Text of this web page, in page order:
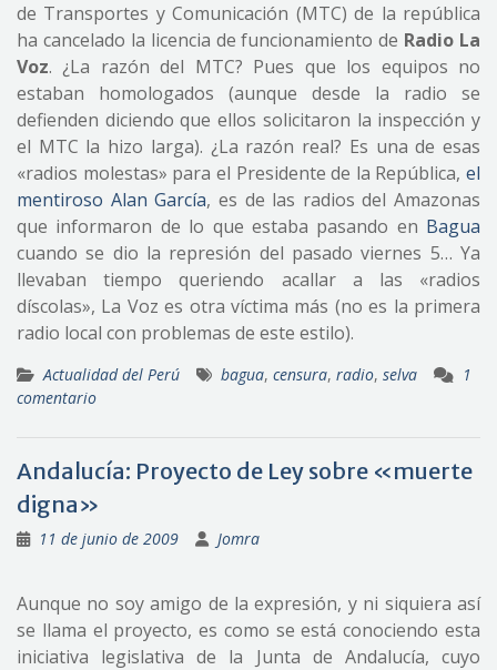
de Transportes y Comunicación (MTC) de la república
ha cancelado la licencia de funcionamiento de Radio La
Voz. ¿La razón del MTC? Pues que los equipos no
estaban homologados (aunque desde la radio se
defienden diciendo que ellos solicitaron la inspección y
el MTC la hizo larga). ¿La razón real? Es una de esas
«radios molestas» para el Presidente de la República, el
mentiroso Alan García, es de las radios del Amazonas
que informaron de lo que estaba pasando en Bagua
cuando se dio la represión del pasado viernes 5… Ya
llevaban tiempo queriendo acallar a las «radios
díscolas», La Voz es otra víctima más (no es la primera
radio local con problemas de este estilo).
Actualidad del Perú bagua, censura, radio, selva
1
comentario
Andalucía: Proyecto de Ley sobre «muerte
digna»
11 de junio de 2009 Jomra
Aunque no soy amigo de la expresión, y ni siquiera así
se llama el proyecto, es como se está conociendo esta
iniciativa legislativa de la Junta de Andalucía, cuyo